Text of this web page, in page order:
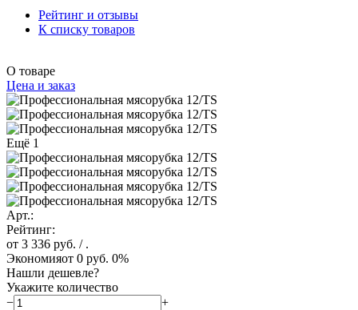
Рейтинг и отзывы
К списку товаров
О товаре
Цена и заказ
Ещё 1
Арт.:
Рейтинг:
от 3 336 руб. / .
Экономияот 0 руб. 0%
Нашли дешевле?
Укажите количество
−
+